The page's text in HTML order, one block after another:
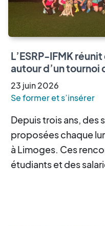
L’ESRP-IFMK
autour d’un
23 juin2026
Se former et s’insérer
Depuis trois ans, des
proposées chaque
à Limoges. Ces
étudiants et des